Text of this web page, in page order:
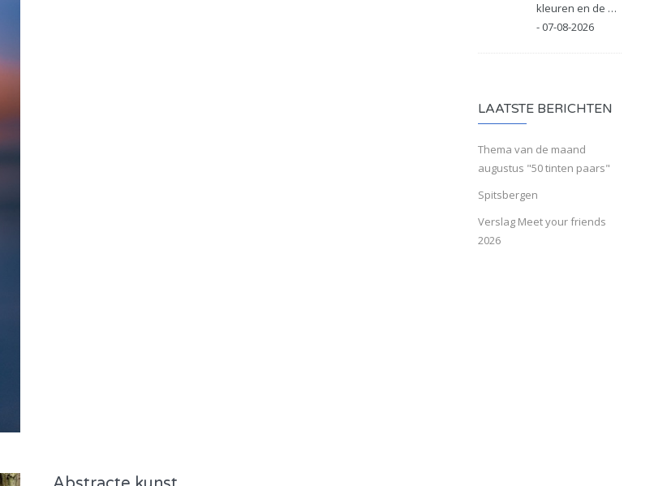
kleuren en de …
- 07-08-2026
LAATSTE BERICHTEN
Thema van de maand
augustus "50 tinten paars"
Spitsbergen
Verslag Meet your friends
2026